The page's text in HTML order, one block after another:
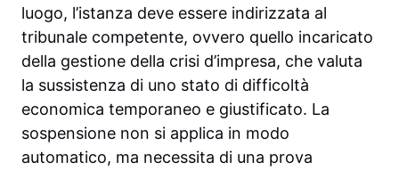
luogo, l’istanza deve essere indirizzata al
tribunale competente, ovvero quello incaricato
della gestione della crisi d’impresa, che valuta
la sussistenza di uno stato di difficoltà
economica temporaneo e giustificato. La
sospensione non si applica in modo
automatico, ma necessita di una prova